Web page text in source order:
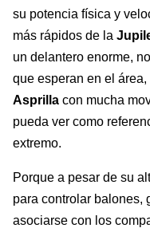
su potencia física y
más rápidos de la
un delantero enorme,
que esperan en el
Asprilla con mucha
pueda ver como
extremo.
Porque a pesar de su
para controlar balones,
asociarse con los